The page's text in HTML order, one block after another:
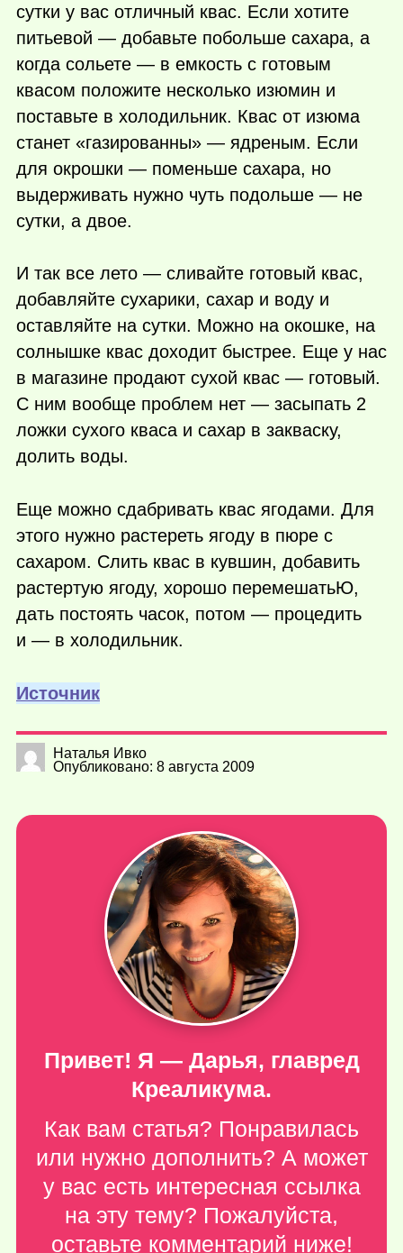
сутки у вас отличный квас. Если хотите
питьевой — добавьте побольше сахара, а
когда сольете — в емкость с готовым
квасом положите несколько изюмин и
поставьте в холодильник. Квас от изюма
станет «газированны» — ядреным. Если
для окрошки — поменьше сахара, но
выдерживать нужно чуть подольше — не
сутки, а двое.
И так все лето — сливайте готовый квас,
добавляйте сухарики, сахар и воду и
оставляйте на сутки. Можно на окошке, на
солнышке квас доходит быстрее. Еще у нас
в магазине продают сухой квас — готовый.
С ним вообще проблем нет — засыпать 2
ложки сухого кваса и сахар в закваску,
долить воды.
Еще можно сдабривать квас ягодами. Для
этого нужно растереть ягоду в пюре с
сахаром. Слить квас в кувшин, добавить
растертую ягоду, хорошо перемешатьЮ,
дать постоять часок, потом — процедить
и — в холодильник.
Источник
Наталья Ивко
Опубликовано: 8 августа 2009
Привет! Я — Дарья, главред
Креаликума.
Как вам статья? Понравилась
или нужно дополнить? А может
у вас есть интересная ссылка
на эту тему? Пожалуйста,
оставьте комментарий ниже!